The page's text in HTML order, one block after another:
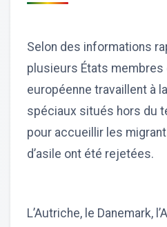
Selon des informations
plusieurs États membres
européenne travaillent à
spéciaux situés hors du
pour accueillir les
d’asile ont été rejetées.
L’Autriche, le Danemark,